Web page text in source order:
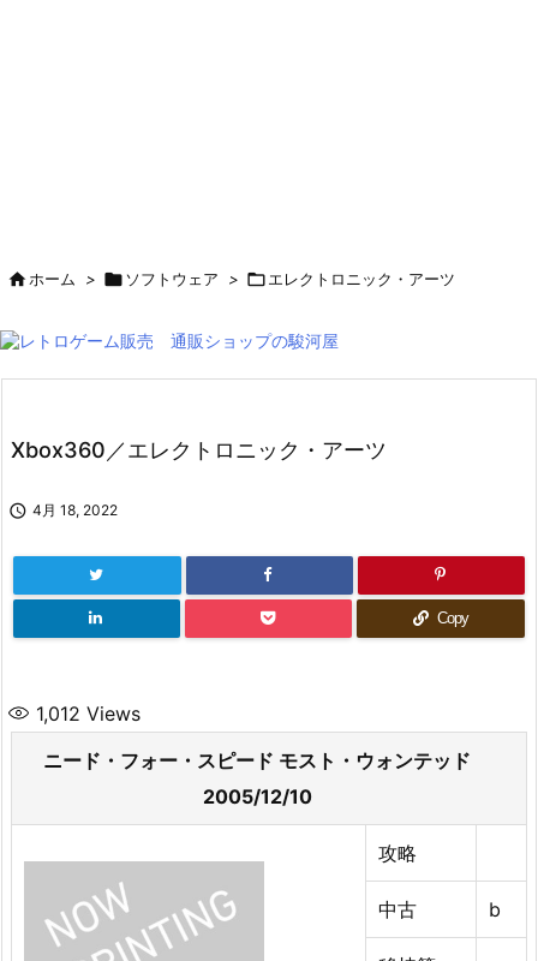
ホーム >  ソフトウェア > エレクトロニック・アーツ
Xbox360／エレクトロニック・アーツ
 4月 18, 2022
Copy
1,012 Views
ニード・フォー・スピード モスト・ウォンテッド
2005/12/10
攻略
中古 b